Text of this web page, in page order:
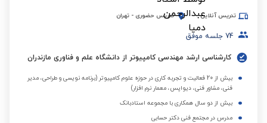
تدریس آنلاین تدریس حضوری - تهران
74 جلسه موفق
کارشناسی ارشد مهندسی کامپیوتر از دانشگاه علم و فناوری مازندران
بیش از 20 فعالیت و تجربه کاری در حوزه علوم کامپیوتر (برنامه نویسی و طراحی، مدیر
فنی، مشاور فنی، دیواپس، معمار نرم افزار)
بیش از دو سال همکاری با مجموعه استادبانک
مدرس در مجتمع فنی دکتر حسابی